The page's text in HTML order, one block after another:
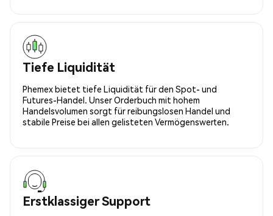
Tiefe Liquidität
Phemex bietet tiefe Liquidität für den Spot- und
Futures-Handel. Unser Orderbuch mit hohem
Handelsvolumen sorgt für reibungslosen Handel und
stabile Preise bei allen gelisteten Vermögenswerten.
Erstklassiger Support